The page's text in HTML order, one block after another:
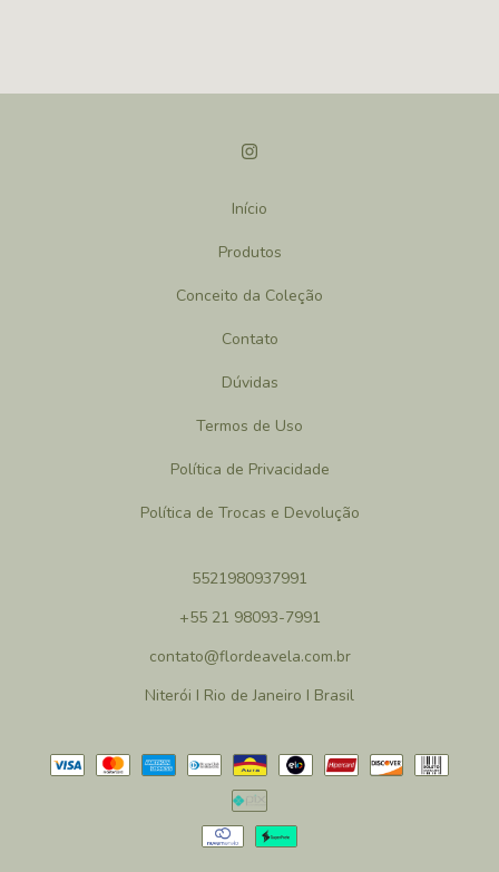
Início
Produtos
Conceito da Coleção
Contato
Dúvidas
Termos de Uso
Política de Privacidade
Política de Trocas e Devolução
5521980937991
+55 21 98093-7991
contato@flordeavela.com.br
Niterói I Rio de Janeiro I Brasil